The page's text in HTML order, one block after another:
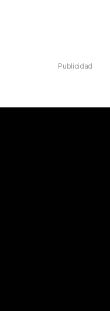
Publicidad